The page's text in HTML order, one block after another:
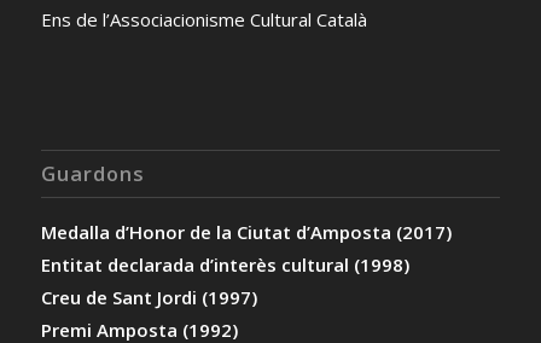
Ens de l’Associacionisme Cultural Català
Guardons
Medalla d’Honor de la Ciutat d’Amposta (2017)
Entitat declarada d’interès cultural (1998)
Creu de Sant Jordi (1997)
Premi Amposta (1992)